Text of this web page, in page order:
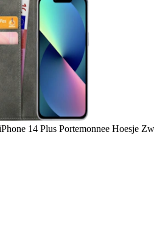
14 Plus Portemonnee Hoesje